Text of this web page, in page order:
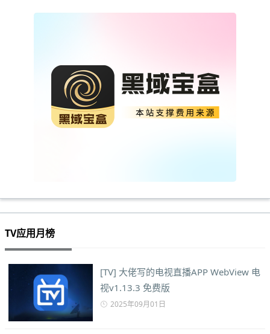
TV应用月榜
[TV] 大佬写的电视直播APP WebView 电
视v1.13.3 免费版
2025年09月01日